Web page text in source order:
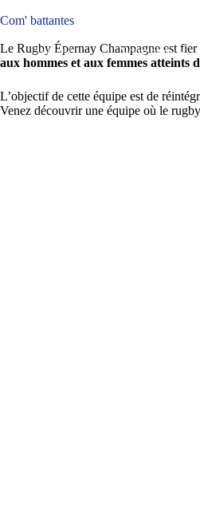
Accueil Notre club
Com' battantes
Le Rugby Épernay Champagne est fier
aux hommes et aux femmes atteints
L’objectif de cette équipe est de
Venez découvrir une équipe où le